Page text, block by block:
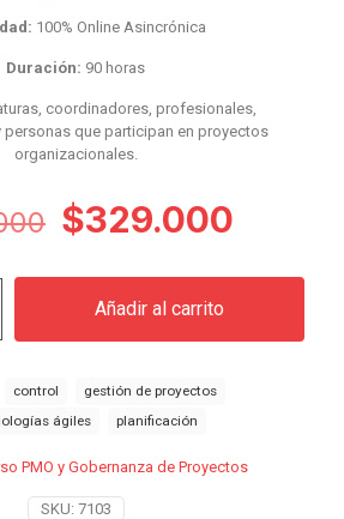
100% Online Asincrónica
Duración: 90 horas
coordinadores, profesionales,
personas que participan en proyectos
organizacionales.
El
original
era:
$329.000
actual
Añadir al carrito
SKU: 7103
PMO y Gobernanza de Proyectos
control
gestión de proyectos
ágiles
planificación